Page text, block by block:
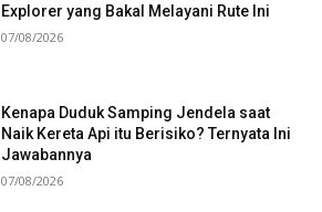
Explorer yang Bakal Melayani Rute Ini
07/08/2026
Kenapa Duduk Samping Jendela saat
Naik Kereta Api itu Berisiko? Ternyata Ini
Jawabannya
07/08/2026